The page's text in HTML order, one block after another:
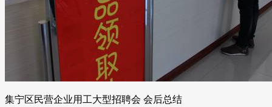
集宁区民营企业用工大型招聘会 会后总结